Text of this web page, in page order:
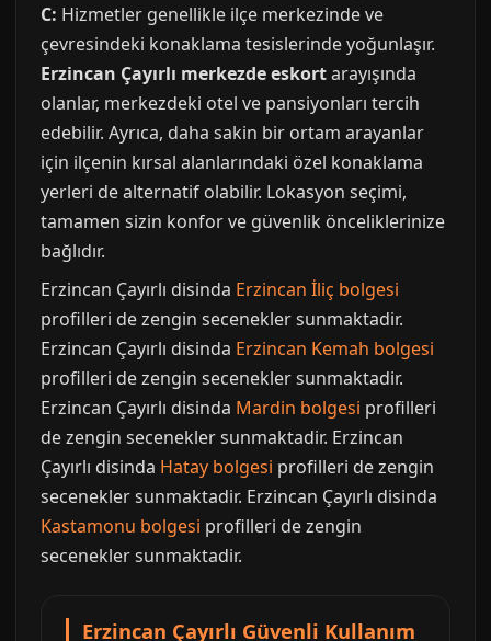
C: Hizmetler genellikle ilçe merkezinde ve
çevresindeki konaklama tesislerinde yoğunlaşır.
Erzincan Çayırlı merkezde eskortarayışında
olanlar, merkezdeki otel ve pansiyonları tercih
edebilir. Ayrıca, daha sakin bir ortam arayanlar
için ilçenin kırsal alanlarındaki özel konaklama
yerleri de alternatif olabilir. Lokasyon seçimi,
tamamen sizin konfor ve güvenlik önceliklerinize
bağlıdır.
Erzincan Çayırlı disinda Erzincan İliç bolgesi
profilleri de zengin secenekler sunmaktadir.
Erzincan Çayırlı disinda Erzincan Kemah bolgesi
profilleri de zengin secenekler sunmaktadir.
Erzincan Çayırlı disinda Mardin bolgesi profilleri
de zengin secenekler sunmaktadir. Erzincan
Çayırlı disinda Hatay bolgesi profilleri de zengin
secenekler sunmaktadir. Erzincan Çayırlı disinda
Kastamonu bolgesi profilleri de zengin
secenekler sunmaktadir.
Erzincan Çayırlı Güvenli Kullanım